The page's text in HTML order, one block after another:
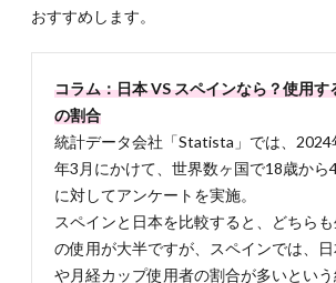
5.2.1.
を取得
派
5.2.2.
5-2-2. 生
理に対
してオ
ープン
おすすめします。
コラム：日本 VS スペインなら？使用す
の割合
統計データ会社「Statista」では、2024
年3月にかけて、世界数ヶ国で18歳から
に対してアンケートを実施。
スペインと日本を比較すると、どちら
の使用が大半ですが、スペインでは、
や月経カップ使用者の割合が多いとい